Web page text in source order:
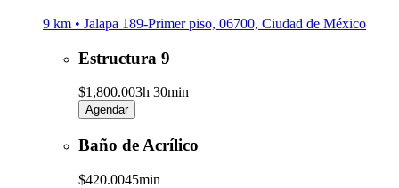
9 km • Jalapa 189-Primer piso, 06700, Ciudad de México
Estructura 9
$1,800.003h 30min
Agendar
Baño de Acrílico
$420.0045min